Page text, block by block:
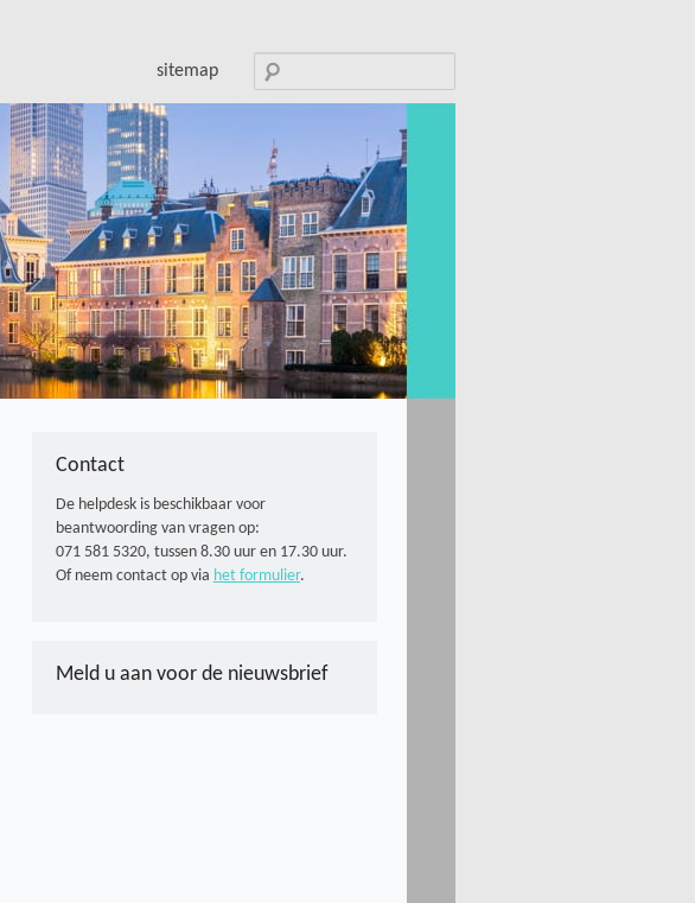
Contact
De helpdesk is beschikbaar voor
beantwoording van vragen op:
071 581 5320, tussen 8.30 uur en 17.30 uur.
Of neem contact op via het formulier.
Meld u aan voor de nieuwsbrief
Search
for:
sitemap